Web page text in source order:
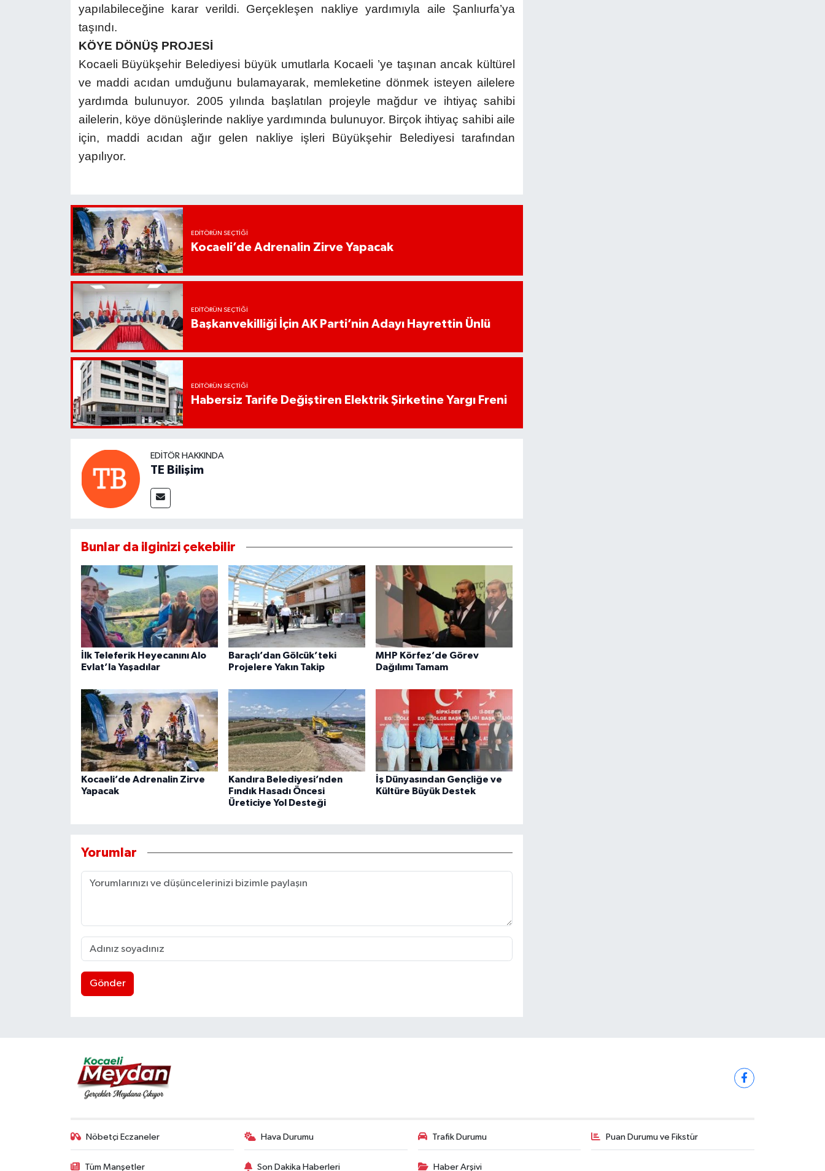
yapılabileceğine karar verildi. Gerçekleşen nakliye yardımıyla aile Şanlıurfa’ya
taşındı.
KÖYE DÖNÜŞ PROJESİ
Kocaeli Büyükşehir Belediyesi büyük umutlarla Kocaeli ’ye taşınan ancak kültürel
ve maddi acıdan umduğunu bulamayarak, memleketine dönmek isteyen ailelere
yardımda bulunuyor. 2005 yılında başlatılan projeyle mağdur ve ihtiyaç sahibi
ailelerin, köye dönüşlerinde nakliye yardımında bulunuyor. Birçok ihtiyaç sahibi aile
için, maddi acıdan ağır gelen nakliye işleri Büyükşehir Belediyesi tarafından
yapılıyor.
EDITÖRÜN SEÇTIĞI
Kocaeli’de Adrenalin Zirve Yapacak
EDITÖRÜN SEÇTIĞI
Başkanvekilliği İçin AK Parti’nin Adayı Hayrettin Ünlü
EDITÖRÜN SEÇTIĞI
Habersiz Tarife Değiştiren Elektrik Şirketine Yargı Freni
EDITÖR HAKKINDA
TE Bilişim
Bunlar da ilginizi çekebilir
İlk Teleferik Heyecanını Alo
Evlat’la Yaşadılar
Baraçlı’dan Gölcük’teki
Projelere Yakın Takip
MHP Körfez’de Görev
Dağılımı Tamam
Kocaeli’de Adrenalin Zirve
Yapacak
Kandıra Belediyesi’nden
Fındık Hasadı Öncesi
Üreticiye Yol Desteği
İş Dünyasından Gençliğe ve
Kültüre Büyük Destek
Yorumlar
Gönder
Nöbetçi Eczaneler Hava Durumu Trafik Durumu Puan Durumu ve Fikstür
Tüm Manşetler Son Dakika Haberleri Haber Arşivi